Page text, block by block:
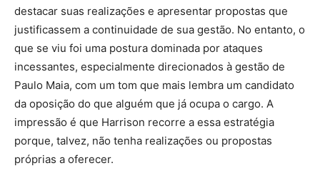
destacar suas realizações e apresentar propostas que
justificassem a continuidade de sua gestão. No entanto, o
que se viu foi uma postura dominada por ataques
incessantes, especialmente direcionados à gestão de
Paulo Maia, com um tom que mais lembra um candidato
da oposição do que alguém que já ocupa o cargo. A
impressão é que Harrison recorre a essa estratégia
porque, talvez, não tenha realizações ou propostas
próprias a oferecer.